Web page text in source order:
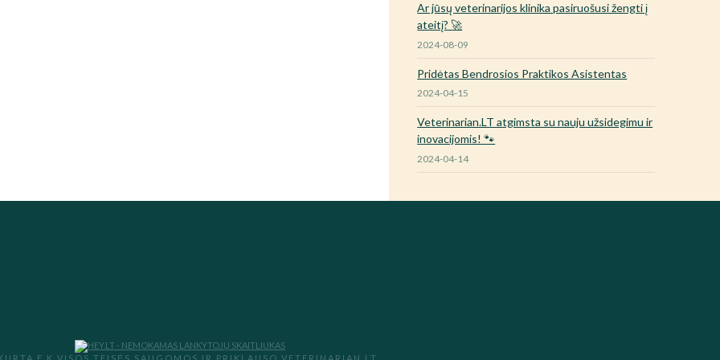
Ar jūsų veterinarijos klinika pasiruošusi žengti į
ateitį? 🚀
2024-08-09
Pridėtas Bendrosios Praktikos Asistentas
2024-04-15
Veterinarian.LT atgimsta su nauju užsidegimu ir
inovacijomis! 🐾
2024-04-14